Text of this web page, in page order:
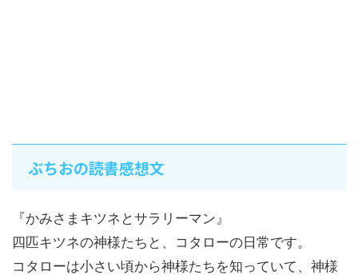
ぶちおの読書感想文
『かみさまキツネとサラリーマン』
四匹キツネの神様たちと、コタローの日常です。
コタローは小さい頃から神様たちを知っていて、神様